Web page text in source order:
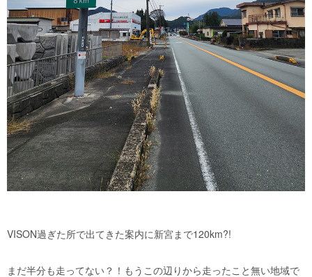
VISON過ぎた所で出てきた案内に新宮まで120km?!
まだ半分も走ってない？！もうこの辺りから走ったこと無い地域で